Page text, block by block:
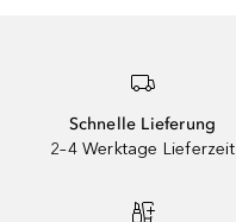
Schnelle Lieferung
2–4 Werktage Lieferzeit